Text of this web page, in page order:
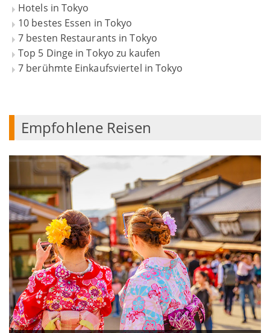
Hotels in Tokyo
10 bestes Essen in Tokyo
7 besten Restaurants in Tokyo
Top 5 Dinge in Tokyo zu kaufen
7 berühmte Einkaufsviertel in Tokyo
Empfohlene Reisen